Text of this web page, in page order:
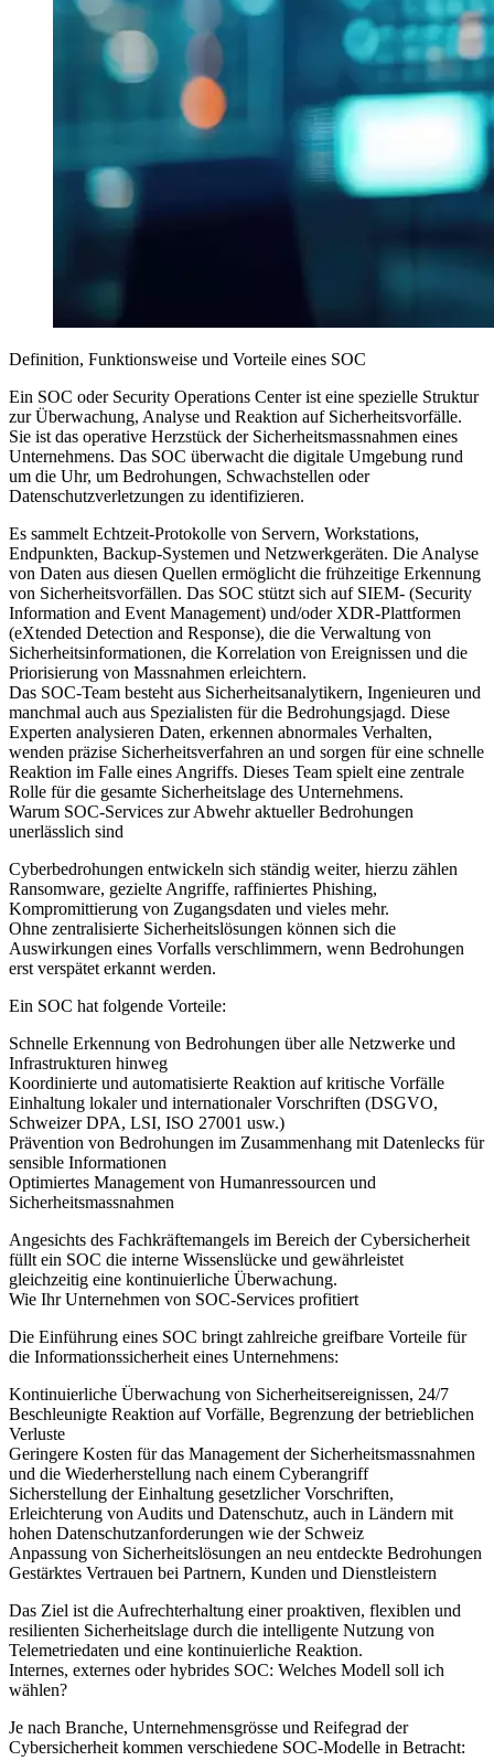
Definition, Funktionsweise und Vorteile eines SOC
Ein SOC oder Security Operations Centerist eine spezielle Struktur
zur Überwachung, Analyse und Reaktion auf Sicherheitsvorfälle.
Sie ist das operative Herzstück der Sicherheitsmassnahmen eines
Unternehmens. Das SOC überwacht die digitale Umgebung rund
um die Uhr, um Bedrohungen, Schwachstellen oder
Datenschutzverletzungen zu identifizieren.
Es sammelt Echtzeit-Protokolle von Servern, Workstations,
Endpunkten, Backup-Systemen und Netzwerkgeräten. Die Analyse
von Daten aus diesen Quellen ermöglicht die frühzeitige Erkennung
von Sicherheitsvorfällen. Das SOC stützt sich auf SIEM- (Security
Information and Event Management) und/oder XDR-Plattformen
(eXtended Detection and Response), die die Verwaltung von
Sicherheitsinformationen, die Korrelation von Ereignissen und die
Priorisierung von Massnahmen erleichtern.
Das SOC-Team besteht aus Sicherheitsanalytikern, Ingenieuren und
manchmal auch aus Spezialisten für die Bedrohungsjagd. Diese
Experten analysieren Daten, erkennen abnormales Verhalten,
wenden präzise Sicherheitsverfahren an und sorgen für eine schnelle
Reaktion im Falle eines Angriffs. Dieses Team spielt eine zentrale
Rolle für die gesamte Sicherheitslage des Unternehmens.
Warum SOC-Services zur Abwehr aktueller Bedrohungen
unerlässlich sind
Cyberbedrohungen entwickeln sich ständig weiter, hierzu zählen
Ransomware, gezielte Angriffe, raffiniertes Phishing,
Kompromittierung von Zugangsdaten und vieles mehr.
Ohne zentralisierte Sicherheitslösungen können sich die
Auswirkungen eines Vorfalls verschlimmern, wenn Bedrohungen
erst verspätet erkannt werden.
Ein SOC hat folgende Vorteile:
Schnelle Erkennung von Bedrohungen über alle Netzwerke und
Infrastrukturen hinweg
Koordinierte und automatisierte Reaktion auf kritische Vorfälle
Einhaltung lokaler und internationaler Vorschriften (DSGVO,
Schweizer DPA, LSI, ISO 27001 usw.)
Prävention von Bedrohungen im Zusammenhang mit Datenlecks für
sensible Informationen
Optimiertes Management von Humanressourcen und
Sicherheitsmassnahmen
Angesichts des Fachkräftemangels im Bereich der Cybersicherheit
füllt ein SOC die interne Wissenslücke und gewährleistet
gleichzeitig eine kontinuierliche Überwachung.
Wie Ihr Unternehmen von SOC-Services profitiert
Die Einführung eines SOC bringt zahlreiche greifbare Vorteile für
die Informationssicherheit eines Unternehmens:
Kontinuierliche Überwachung von Sicherheitsereignissen, 24/7
Beschleunigte Reaktion auf Vorfälle, Begrenzung der betrieblichen
Verluste
Geringere Kosten für das Management der Sicherheitsmassnahmen
und die Wiederherstellung nach einem Cyberangriff
Sicherstellung der Einhaltung gesetzlicher Vorschriften,
Erleichterung von Audits und Datenschutz, auch in Ländern mit
hohen Datenschutzanforderungen wie der Schweiz
Anpassung von Sicherheitslösungen an neu entdeckte Bedrohungen
Gestärktes Vertrauen bei Partnern, Kunden und Dienstleistern
Das Ziel ist die Aufrechterhaltung einer proaktiven, flexiblen und
resilienten Sicherheitslage durch die intelligente Nutzung von
Telemetriedaten und eine kontinuierliche Reaktion.
Internes, externes oder hybrides SOC: Welches Modell soll ich
wählen?
Je nach Branche, Unternehmensgrösse und Reifegrad der
Cybersicherheit kommen verschiedene SOC-Modelle in Betracht: